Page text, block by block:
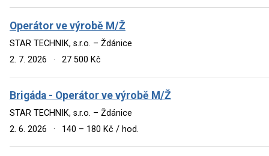
Operátor ve výrobě M/Ž
STAR TECHNIK, s.r.o. – Ždánice
2. 7. 2026
· 27 500 Kč
Brigáda - Operátor ve výrobě M/Ž
STAR TECHNIK, s.r.o. – Ždánice
2. 6. 2026
· 140 – 180 Kč / hod.